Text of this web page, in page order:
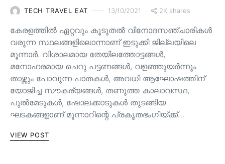
TECH TRAVEL EAT 13/10/2021 2K shares
കേരളത്തിൽ ഏറ്റവും കൂടുതൽ വിനോദസഞ്ചാരികൾ
വരുന്ന സ്ഥലങ്ങളിലൊന്നാണ് ഇടുക്കി ജില്ലയിലെ
മൂന്നാർ. വിശാലമായ തേയിലത്തോട്ടങ്ങള്‍,
മനോഹരമായ ചെറു പട്ടണങ്ങള്‍, വളഞ്ഞുയര്‍ന്നും
താഴ്ന്നും പോവുന്ന പാതകള്‍, അവധി ആഘോഷത്തിന്
യോജിച്ച സൗകര്യങ്ങള്‍, തണുത്ത കാലാവസ്ഥ,
പുൽമേടുകൾ, ഷോലക്കാടുകൾ തുടങ്ങിയ
ഘടകങ്ങളാണ് മൂന്നാറിന്റെ പ്രകൃതഭംഗിയ്ക്ക്…
VIEW POST